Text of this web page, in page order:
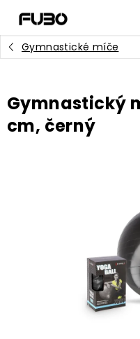
obsah
Gymnastické míče
Gymnastický
cm, černý